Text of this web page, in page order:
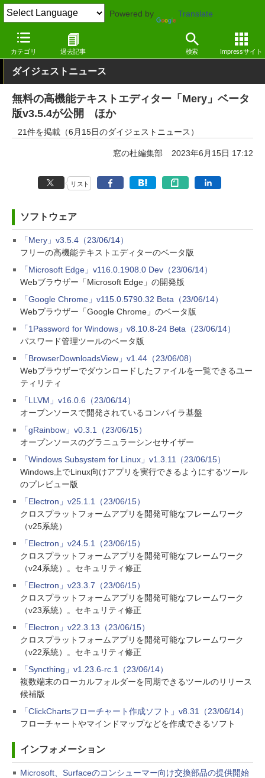
Powered by Translate
カテゴリ 過去記事 検索 Impressサイト
窓の杜 その他の話題 アップデート
ダイジェストニュース
無料の高機能テキストエディター「Mery」ベータ
版v3.5.4が公開 ほか
21件を掲載（6月15日のダイジェストニュース）
窓の杜編集部 2023年6月15日 17:12
リスト
ソフトウェア
「Mery」v3.5.4（23/06/14）
フリーの高機能テキストエディターのベータ版
「Microsoft Edge」v116.0.1908.0 Dev（23/06/14）
Webブラウザー「Microsoft Edge」の開発版
「Google Chrome」v115.0.5790.32 Beta（23/06/14）
Webブラウザー「Google Chrome」のベータ版
「1Password for Windows」v8.10.8-24 Beta（23/06/14）
パスワード管理ツールのベータ版
「BrowserDownloadsView」v1.44（23/06/08）
Webブラウザーでダウンロードしたファイルを一覧できるユー
ティリティ
「LLVM」v16.0.6（23/06/14）
オープンソースで開発されているコンパイラ基盤
「gRainbow」v0.3.1（23/06/15）
オープンソースのグラニュラーシンセサイザー
「Windows Subsystem for Linux」v1.3.11（23/06/15）
Windows上でLinux向けアプリを実行できるようにするツール
のプレビュー版
「Electron」v25.1.1（23/06/15）
クロスプラットフォームアプリを開発可能なフレームワーク
（v25系統）
「Electron」v24.5.1（23/06/15）
クロスプラットフォームアプリを開発可能なフレームワーク
（v24系統）。セキュリティ修正
「Electron」v23.3.7（23/06/15）
クロスプラットフォームアプリを開発可能なフレームワーク
（v23系統）。セキュリティ修正
「Electron」v22.3.13（23/06/15）
クロスプラットフォームアプリを開発可能なフレームワーク
（v22系統）。セキュリティ修正
「Syncthing」v1.23.6-rc.1（23/06/14）
複数端末のローカルフォルダーを同期できるツールのリリース
候補版
「ClickChartsフローチャート作成ソフト」v8.31（23/06/14）
フローチャートやマインドマップなどを作成できるソフト
インフォメーション
Microsoft、Surfaceのコンシューマー向け交換部品の提供開始